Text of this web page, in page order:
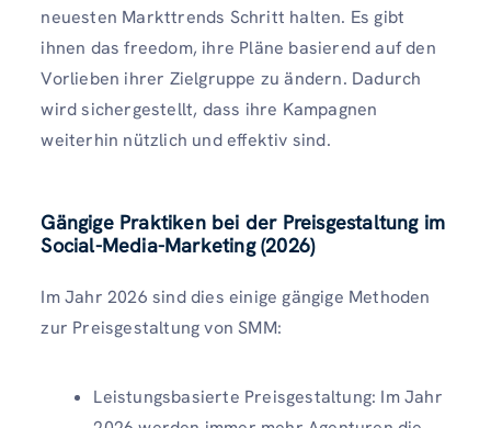
neuesten Markttrends Schritt halten. Es gibt
ihnen das freedom, ihre Pläne basierend auf den
Vorlieben ihrer Zielgruppe zu ändern. Dadurch
wird sichergestellt, dass ihre Kampagnen
weiterhin nützlich und effektiv sind.
Gängige Praktiken bei der Preisgestaltung im
Social-Media-Marketing (2026)
Im Jahr 2026 sind dies einige gängige Methoden
zur Preisgestaltung von SMM:
Leistungsbasierte Preisgestaltung: Im Jahr